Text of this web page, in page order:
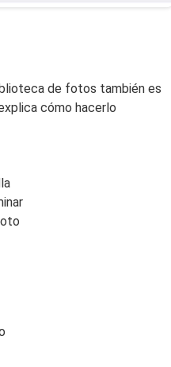
de fotos también es
cómo hacerlo